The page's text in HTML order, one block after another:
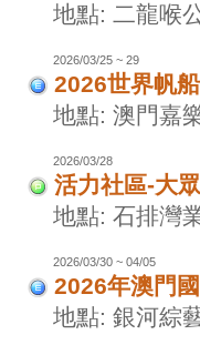
地點: 二龍喉
2026/03/25 ~ 29
2026世界帆
地點: 澳門嘉
2026/03/28
活力社區-大
地點: 石排灣
2026/03/30 ~ 04/05
2026年澳門
地點: 銀河綜